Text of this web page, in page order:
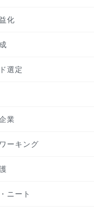
化
選定
業
ーキング
ニート